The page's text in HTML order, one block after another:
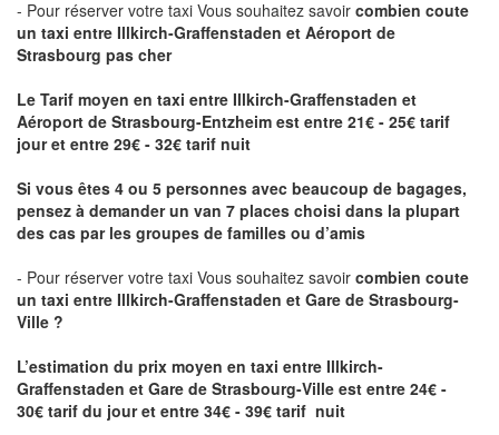
- Pour réserver votre taxi Vous souhaitez savoir combien coute
un taxi entre Illkirch-Graffenstaden et Aéroport de
Strasbourg pas cher
Le Tarif moyen en taxi entre Illkirch-Graffenstaden et
Aéroport de Strasbourg-Entzheim est entre 21€ - 25€ tarif
jour et entre 29€ - 32€ tarif nuit
Si vous êtes 4 ou 5 personnes avec beaucoup de bagages,
pensez à demander un van 7 places choisi dans la plupart
des cas par les groupes de familles ou d’amis
- Pour réserver votre taxi Vous souhaitez savoir combien coute
un taxi entre Illkirch-Graffenstaden et Gare de Strasbourg-
Ville ?
L’estimation du prix moyen en taxi entre Illkirch-
Graffenstaden et Gare de Strasbourg-Ville est entre 24€ -
30€ tarif du jour et entre 34€ - 39€ tarif nuit